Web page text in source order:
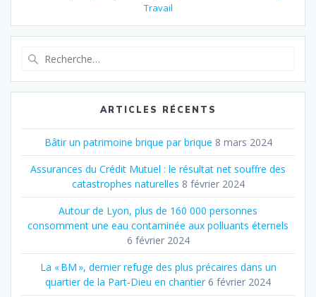
Travail
:
ARTICLES RÉCENTS
Bâtir un patrimoine brique par brique 8 mars 2024
Assurances du Crédit Mutuel : le résultat net souffre des
catastrophes naturelles 8 février 2024
Autour de Lyon, plus de 160 000 personnes
consomment une eau contaminée aux polluants éternels
6 février 2024
La « BM », dernier refuge des plus précaires dans un
quartier de la Part‐Dieu en chantier 6 février 2024